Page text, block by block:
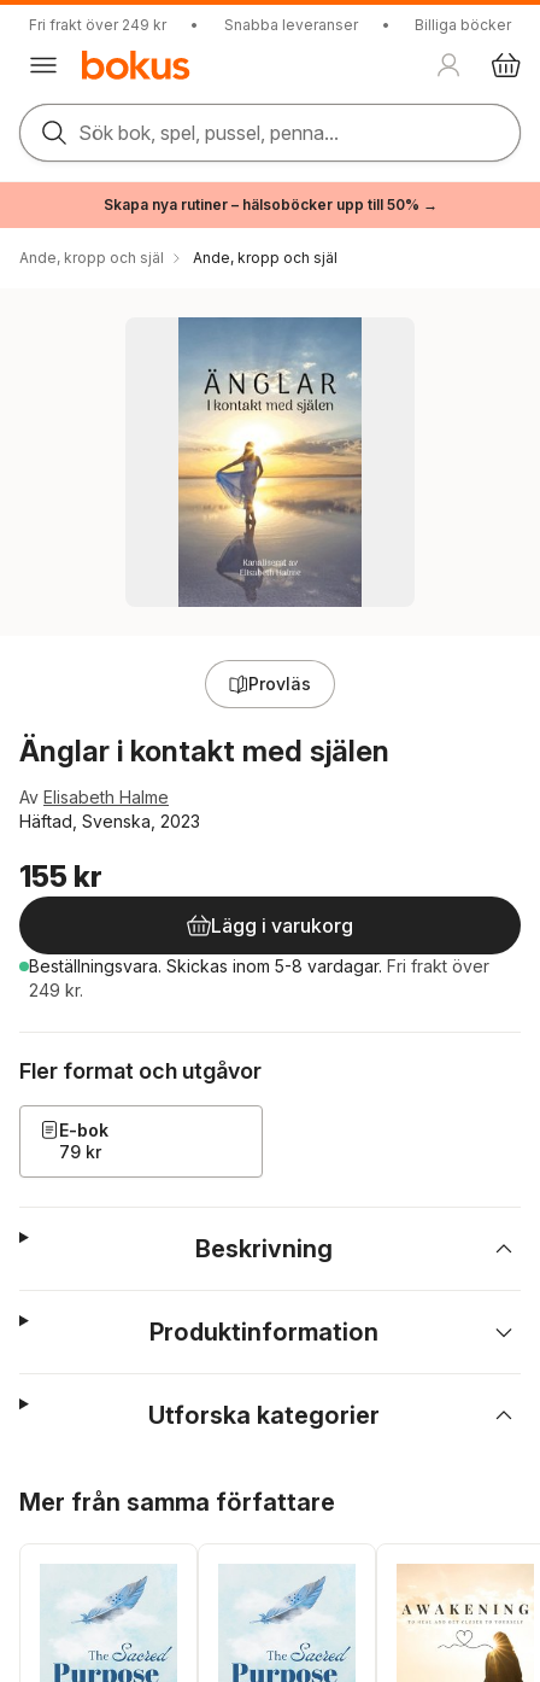
Fri frakt över 249 kr • Snabba leveranser • Billiga böcker
Sök bok, spel, pussel, penna...
Skapa nya rutiner – hälsoböcker upp till 50% →
Ande, kropp och själ Ande, kropp och själ
Provläs
Änglar i kontakt med själen
Av Elisabeth Halme
Häftad, Svenska, 2023
155 kr
Lägg i varukorg
Beställningsvara. Skickas inom 5-8 vardagar. Fri frakt över
249 kr.
Fler format och utgåvor
E-bok
79 kr
Beskrivning
Produktinformation
Utforska kategorier
Mer från samma författare